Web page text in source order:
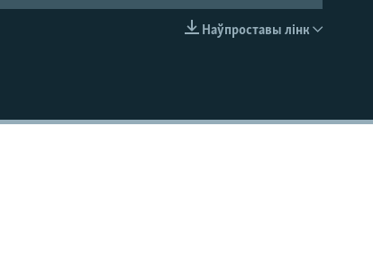
Наўпроставы лінк